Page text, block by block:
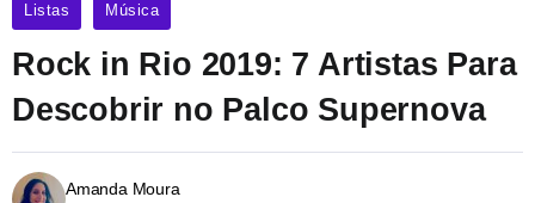
Listas Música
Rock in Rio 2019: 7 Artistas Para
Descobrir no Palco Supernova
Amanda Moura